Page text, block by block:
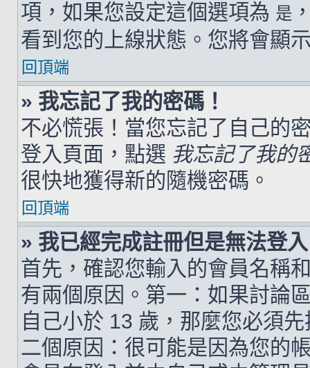
項，如果您設定這個選項為 是
看到您的上線狀態。您將會顯
回頂端
» 我忘記了我的密碼！
不必慌張！當您忘記了自己的
登入頁面，點選 我忘記了我的
很快地獲得新的隨機密碼。
回頂端
» 我已經完成註冊但是無法登
首先，確認您輸入的會員名稱
有兩個原因。第一：如果討論
自己小於 13 歲，那麼您必須
二個原因：很可能是因為您的